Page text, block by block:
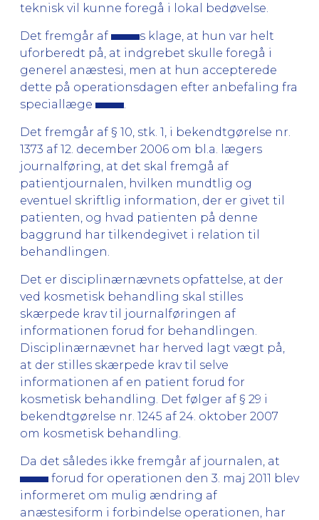
teknisk vil kunne foregå i lokal bedøvelse.
Det fremgår af
s klage, at hun var helt
uforberedt på, at indgrebet skulle foregå i
generel anæstesi, men at hun accepterede
dette på operationsdagen efter anbefaling fra
speciallæge
Det fremgår af § 10, stk. 1, i bekendtgørelse nr.
1373 af 12. december 2006 om bl.a. lægers
journalføring, at det skal fremgå af
patientjournalen, hvilken mundtlig og
eventuel skriftlig information, der er givet til
patienten, og hvad patienten på denne
baggrund har tilkendegivet i relation til
behandlingen.
Det er disciplinærnævnets opfattelse, at der
ved kosmetisk behandling skal stilles
skærpede krav til journalføringen af
informationen forud for behandlingen.
Disciplinærnævnet har herved lagt vægt på,
at der stilles skærpede krav til selve
informationen af en patient forud for
kosmetisk behandling. Det følger af § 29 i
bekendtgørelse nr. 1245 af 24. oktober 2007
om kosmetisk behandling.
Da det således ikke fremgår af journalen, at
forud for operationen den 3. maj 2011 blev
informeret om mulig ændring af
anæstesiform i forbindelse operationen, har